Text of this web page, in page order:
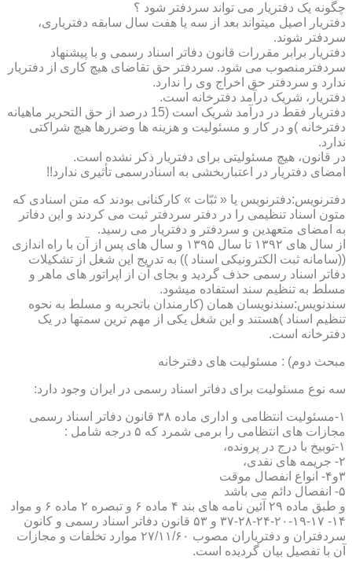
چگونه یک دفتریار می تواند سردفتر شود ؟
دفتریار اصیل میتواند بعد از سه یا هفت سال سابقه دفتریاری،
سردفتر شوند.
دفتریار برابر مقررات قانون دفاتر اسناد رسمی و با پیشنهاد
سردفترمنصوب می شود. سردفتر حق تقاضای هیچ کاری از دفتریار
ندارد و سردفتر حق اخراج وی را ندارد.
دفتریار، شریک درآمد دفترخانه است.
دفتریار فقط در درآمد شریک است (15 درصد از حق التحریر ماهیانه
دفترخانه )و در کار و مسئولیت و هزینه ها وضررها هیچ شراکتی
ندارد.
در قانون، هیچ مسئولیتی برای دفتریار ذکر نشده است.
امضای دفتریار در اعتباربخشی به اسنادرسمی تأثیری ندارد!!
دفترنویس:دفترنویس یا « ثبّات » کارکنانی بودند که متن اسنادی که
متون اسناد تنظیمی را در دفتر سردفتر ثبت می کردند و این دفاتر
به امضای متعهدین و سردفتر و دفتریار می رسید.
از سال های ۱۳۹۲ تا سال ۱۳۹۵ و سال های پس از آن با راه اندازی
((سامانه ثبت الکترونیکی اسناد )) به تدریج این شغل از تشکیلات
دفاتر اسناد رسمی حذف گردید و بجای آن از اپراتور های ماهر و
مسلط به تنظیم سند استفاده میشود.
سندنویس:سندنویسان همان (کارمندان باتجربه و مسلط به نحوه
تنظیم اسناد )هستند و این شغل یکی از مهم ترین سمتها در یک
دفترخانه است.
مبحث دوم) : مسئولیت های دفترخانه
سه نوع مسئولیت برای دفاتر اسناد رسمی در ایران وجود دارد:
۱-مسئولیت انتظامی و اداری ماده ۳۸ قانون دفاتر اسناد رسمی
مجازات های انتظامی را برمی شمرد که ۵ درجه شامل :
۱-توبیخ با درج در پرونده،
۲- جریمه های نقدی،
۳و۴- انواع انفصال موقت
۵- انفصال دائم می باشد
و طبق ماده ۲۹ آئین نامه های بند ۴ ماده ۶ و تبصره ۲ ماده ۶ و مواد
۱۴- ۱۷-۱۹-۲۰-۲۴-۲۸-۳۷ و ۵۳ قانون دفاتر اسناد رسمی و کانون
سردفتران و دفتریاران مصوب ۲۷/۱۱/۶۰ موارد تخلفات و مجازات
آن با تفصیل بیان گردیده است.